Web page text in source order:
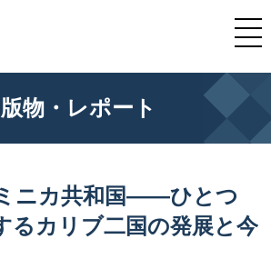
物・レポート
ニカ共和国――ひとつ
るカリブ二国の発展と今